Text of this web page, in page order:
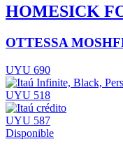
HOMESICK
OTTESSA
UYU 690
UYU 518
UYU 587
Disponible